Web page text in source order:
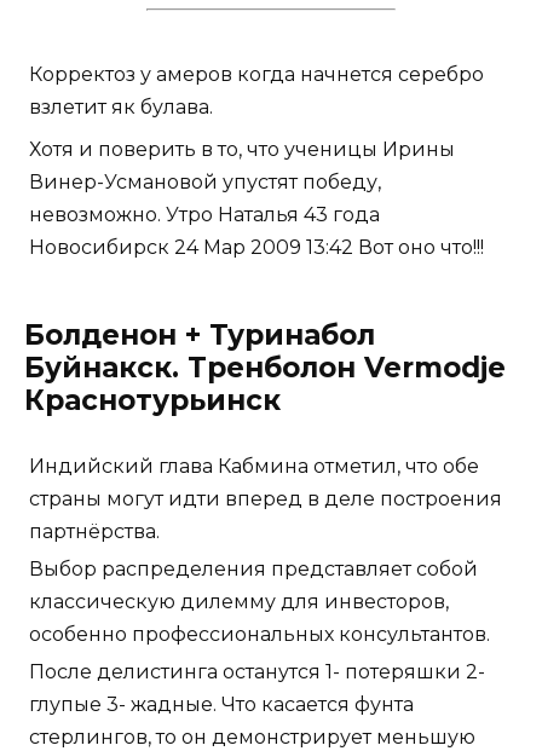
Корректоз у амеров когда начнется серебро
взлетит як булава.
Хотя и поверить в то, что ученицы Ирины
Винер-Усмановой упустят победу,
невозможно. Утро Наталья 43 года
Новосибирск 24 Мар 2009 13:42 Вот оно что!!!
Болденон + Туринабол
Буйнакск. Тренболон Vermodje
Краснотурьинск
Индийский глава Кабмина отметил, что обе
страны могут идти вперед в деле построения
партнёрства.
Выбор распределения представляет собой
классическую дилемму для инвесторов,
особенно профессиональных консультантов.
После делистинга останутся 1- потеряшки 2-
глупые 3- жадные. Что касается фунта
стерлингов, то он демонстрирует меньшую